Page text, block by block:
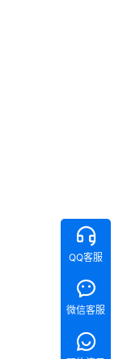
QQ客服
微信客服